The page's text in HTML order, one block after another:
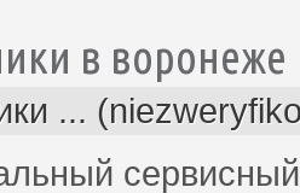
в воронеже
...